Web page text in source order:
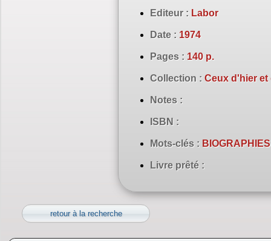
Editeur : Labor
Date : 1974
Pages : 140 p.
Collection : Ceux d'hier et
Notes :
ISBN :
Mots-clés :
Livre prêté :
retour à la recherche